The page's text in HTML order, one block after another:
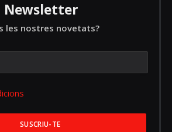
Newsletter
les nostres novetats?